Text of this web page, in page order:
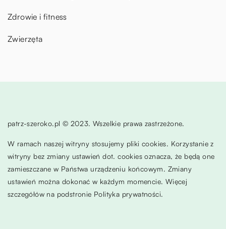
Zdrowie i fitness
Zwierzęta
patrz-szeroko.pl © 2023. Wszelkie prawa zastrzeżone.
W ramach naszej witryny stosujemy pliki cookies. Korzystanie z
witryny bez zmiany ustawień dot. cookies oznacza, że będą one
zamieszczane w Państwa urządzeniu końcowym. Zmiany
ustawień można dokonać w każdym momencie. Więcej
szczegółów na podstronie Polityka prywatności.